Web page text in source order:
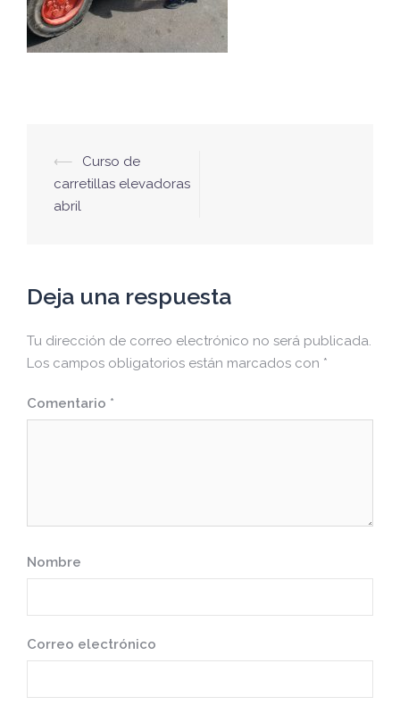
Navegación
de
entradas
⟵
Curso de
carretillas elevadoras
abril
Deja una respuesta
Tu dirección de correo electrónico no será publicada.
Los campos obligatorios están marcados con *
Comentario *
Nombre
Correo electrónico